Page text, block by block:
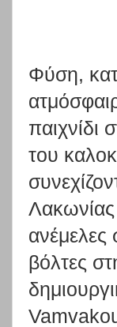
Φύση,
παιχνίδι
του
Λακωνίας
βόλτες